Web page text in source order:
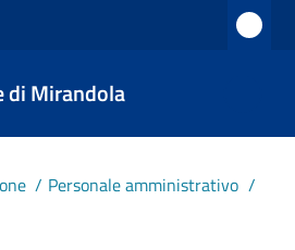
di Mirandola
/ Personale amministrativo /